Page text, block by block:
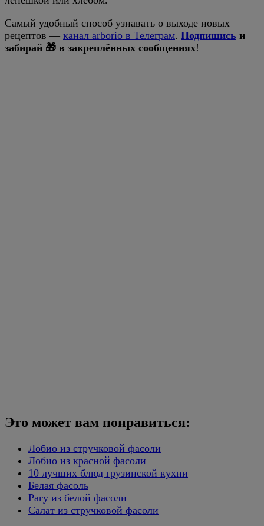
Самый удобный способ узнавать о выходе новых
рецептов — канал arborio в Телеграм. Подпишись и
забирай 🎁 в закреплённых сообщениях!
Это может вам понравиться:
Лобио из стручковой фасоли
Лобио из красной фасоли
10 лучших блюд грузинской кухни
Белая фасоль
Рагу из белой фасоли
Салат из стручковой фасоли